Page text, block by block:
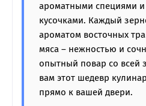
ароматными специями
кусочками. Каждый
ароматом восточных
мяса – нежностью и
опытный повар со всей
вам этот шедевр
прямо к вашей двери.